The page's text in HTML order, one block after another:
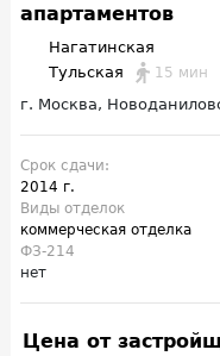
апартаментов
Нагатинская
Тульская
15 мин
г. Москва,
Срок сдачи:
2014 г.
Виды отделок
коммерческая отделка
ФЗ-214
нет
Цена от